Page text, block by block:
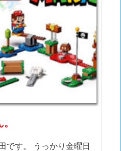
です。 うっかり金曜日